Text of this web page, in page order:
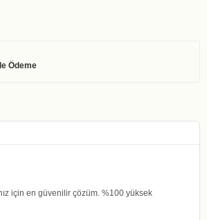
için en güvenilir çözüm. %100 yüksek